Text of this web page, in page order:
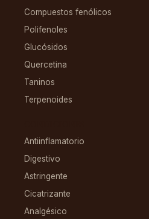
Compuestos fenólicos
Polifenoles
Glucósidos
Quercetina
Taninos
Terpenoides
Antiinflamatorio
Digestivo
Astringente
Cicatrizante
Analgésico